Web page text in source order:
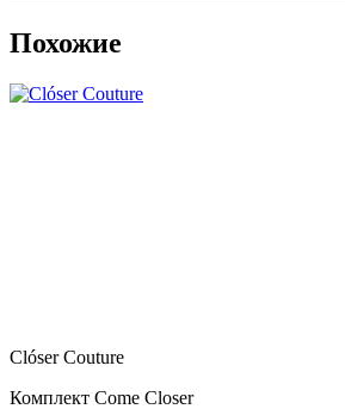
Похожие
Clóser Couture
Комплект Come Closer